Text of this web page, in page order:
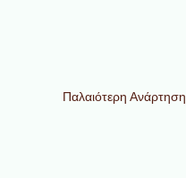
Παλαιότερη Ανάρτηση